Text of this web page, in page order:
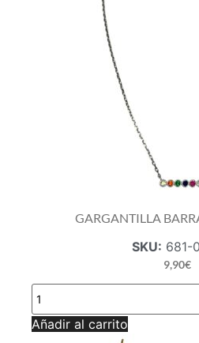
GARGANTILLA
SKU: 681-
9,90€
GARGANTILLA
BARRA
CHACRA
AG
Añadir al carrito